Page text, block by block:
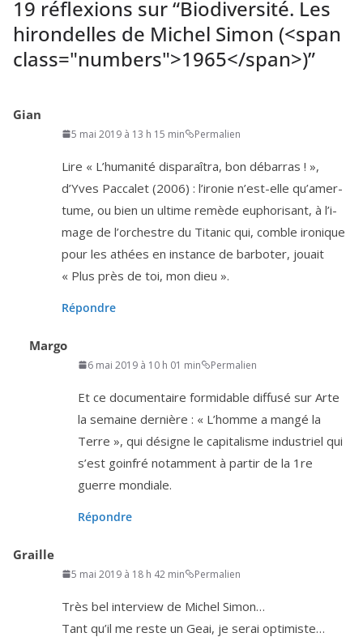
19 réflexions sur “Biodiversité. Les
hirondelles de Michel Simon (<span
class="numbers">1965</span>)”
Gian
5 mai 2019 à 13 h 15 min Permalien
Lire « L’humanité dis­pa­raî­tra, bon débar­ras ! »,
d’Yves Paccalet (2006) : l’i­ro­nie n’est-elle qu’a­mer­
tume, ou bien un ultime remède eupho­ri­sant, à l’i­
mage de l’or­chestre du Titanic qui, comble iro­nique
pour les athées en ins­tance de bar­bo­ter, jouait
« Plus près de toi, mon dieu ».
Répondre
Margo
6 mai 2019 à 10 h 01 min Permalien
Et ce docu­men­taire for­mi­dable dif­fu­sé sur Arte
la semaine der­nière : « L’homme a man­gé la
Terre », qui désigne le capi­ta­lisme indus­triel qui
s’est goin­fré notam­ment à par­tir de la 1 re
guerre mondiale.
Répondre
Graille
5 mai 2019 à 18 h 42 min Permalien
Très bel inter­view de Michel Simon…
Tant qu’il me reste un Geai, je serai optimiste…